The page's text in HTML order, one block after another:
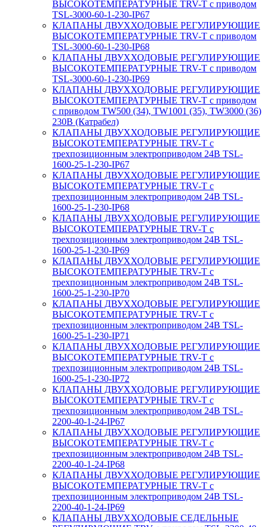
ВЫСОКОТЕМПЕРАТУРНЫЕ TRV-T с приводом
TSL-3000-60-1-230-IP67
КЛАПАНЫ ДВУХХОДОВЫЕ РЕГУЛИРУЮЩИЕ
ВЫСОКОТЕМПЕРАТУРНЫЕ TRV-T с приводом
TSL-3000-60-1-230-IP68
КЛАПАНЫ ДВУХХОДОВЫЕ РЕГУЛИРУЮЩИЕ
ВЫСОКОТЕМПЕРАТУРНЫЕ TRV-T с приводом
TSL-3000-60-1-230-IP69
КЛАПАНЫ ДВУХХОДОВЫЕ РЕГУЛИРУЮЩИЕ
ВЫСОКОТЕМПЕРАТУРНЫЕ TRV-T с приводом
с приводом TW500 (34), TW1001 (35), TW3000 (36)
230В (Катрабел)
КЛАПАНЫ ДВУХХОДОВЫЕ РЕГУЛИРУЮЩИЕ
ВЫСОКОТЕМПЕРАТУРНЫЕ TRV-T с
трехпозиционным электроприводом 24В TSL-
1600-25-1-230-IP67
КЛАПАНЫ ДВУХХОДОВЫЕ РЕГУЛИРУЮЩИЕ
ВЫСОКОТЕМПЕРАТУРНЫЕ TRV-T с
трехпозиционным электроприводом 24В TSL-
1600-25-1-230-IP68
КЛАПАНЫ ДВУХХОДОВЫЕ РЕГУЛИРУЮЩИЕ
ВЫСОКОТЕМПЕРАТУРНЫЕ TRV-T с
трехпозиционным электроприводом 24В TSL-
1600-25-1-230-IP69
КЛАПАНЫ ДВУХХОДОВЫЕ РЕГУЛИРУЮЩИЕ
ВЫСОКОТЕМПЕРАТУРНЫЕ TRV-T с
трехпозиционным электроприводом 24В TSL-
1600-25-1-230-IP70
КЛАПАНЫ ДВУХХОДОВЫЕ РЕГУЛИРУЮЩИЕ
ВЫСОКОТЕМПЕРАТУРНЫЕ TRV-T с
трехпозиционным электроприводом 24В TSL-
1600-25-1-230-IP71
КЛАПАНЫ ДВУХХОДОВЫЕ РЕГУЛИРУЮЩИЕ
ВЫСОКОТЕМПЕРАТУРНЫЕ TRV-T с
трехпозиционным электроприводом 24В TSL-
1600-25-1-230-IP72
КЛАПАНЫ ДВУХХОДОВЫЕ РЕГУЛИРУЮЩИЕ
ВЫСОКОТЕМПЕРАТУРНЫЕ TRV-T с
трехпозиционным электроприводом 24В TSL-
2200-40-1-24-IP67
КЛАПАНЫ ДВУХХОДОВЫЕ РЕГУЛИРУЮЩИЕ
ВЫСОКОТЕМПЕРАТУРНЫЕ TRV-T с
трехпозиционным электроприводом 24В TSL-
2200-40-1-24-IP68
КЛАПАНЫ ДВУХХОДОВЫЕ РЕГУЛИРУЮЩИЕ
ВЫСОКОТЕМПЕРАТУРНЫЕ TRV-T с
трехпозиционным электроприводом 24В TSL-
2200-40-1-24-IP69
КЛАПАНЫ ДВУХХОДОВЫЕ СЕДЕЛЬНЫЕ